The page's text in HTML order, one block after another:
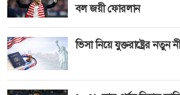
বল জয়ী ফোরলান
ভিসা নিয়ে যুক্তরাষ্ট্রের নতুন